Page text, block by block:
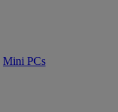
Mini PCs